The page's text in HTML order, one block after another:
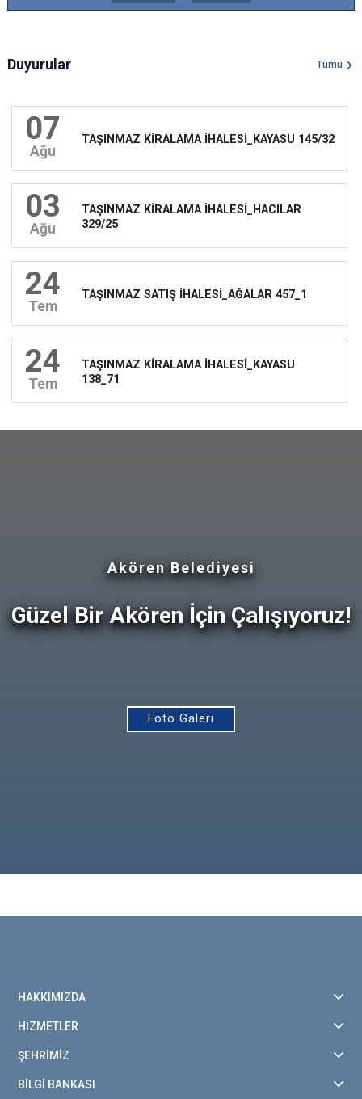
Duyurular Tümü
07
Ağu
TAŞINMAZ KİRALAMA İHALESİ_KAYASU 145/32
03
Ağu
TAŞINMAZ KİRALAMA İHALESİ_HACILAR
329/25
24
Tem
TAŞINMAZ SATIŞ İHALESİ_AĞALAR 457_1
24
Tem
TAŞINMAZ KİRALAMA İHALESİ_KAYASU
138_71
Akören Belediyesi
Güzel Bir Akören İçin Çalışıyoruz!
Foto Galeri
HAKKIMIZDA
HİZMETLER
ŞEHRİMİZ
BİLGİ BANKASI